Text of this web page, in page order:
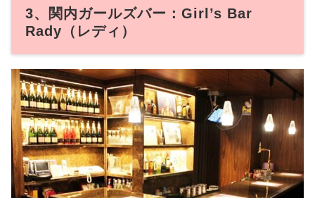
3、関内ガールズバー：Girl’s Bar
Rady（レディ）